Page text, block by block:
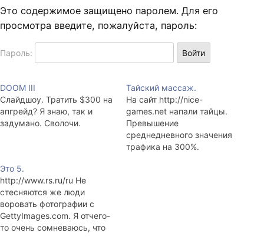
Это содержимое защищено паролем. Для его
просмотра введите, пожалуйста, пароль:
Пароль:
DOOM III
Слайдшоу. Тратить $300 на
апгрейд? Я знаю, так и
задумано. Сволочи.
Тайский массаж.
На сайт http://nice-
games.net напали тайцы.
Превышение
среднедневного значения
трафика на 300%.
Это 5.
http://www.rs.ru/ru Не
стесняются же люди
воровать фотографии с
GettyImages.com. Я отчего-
то очень сомневаюсь, что